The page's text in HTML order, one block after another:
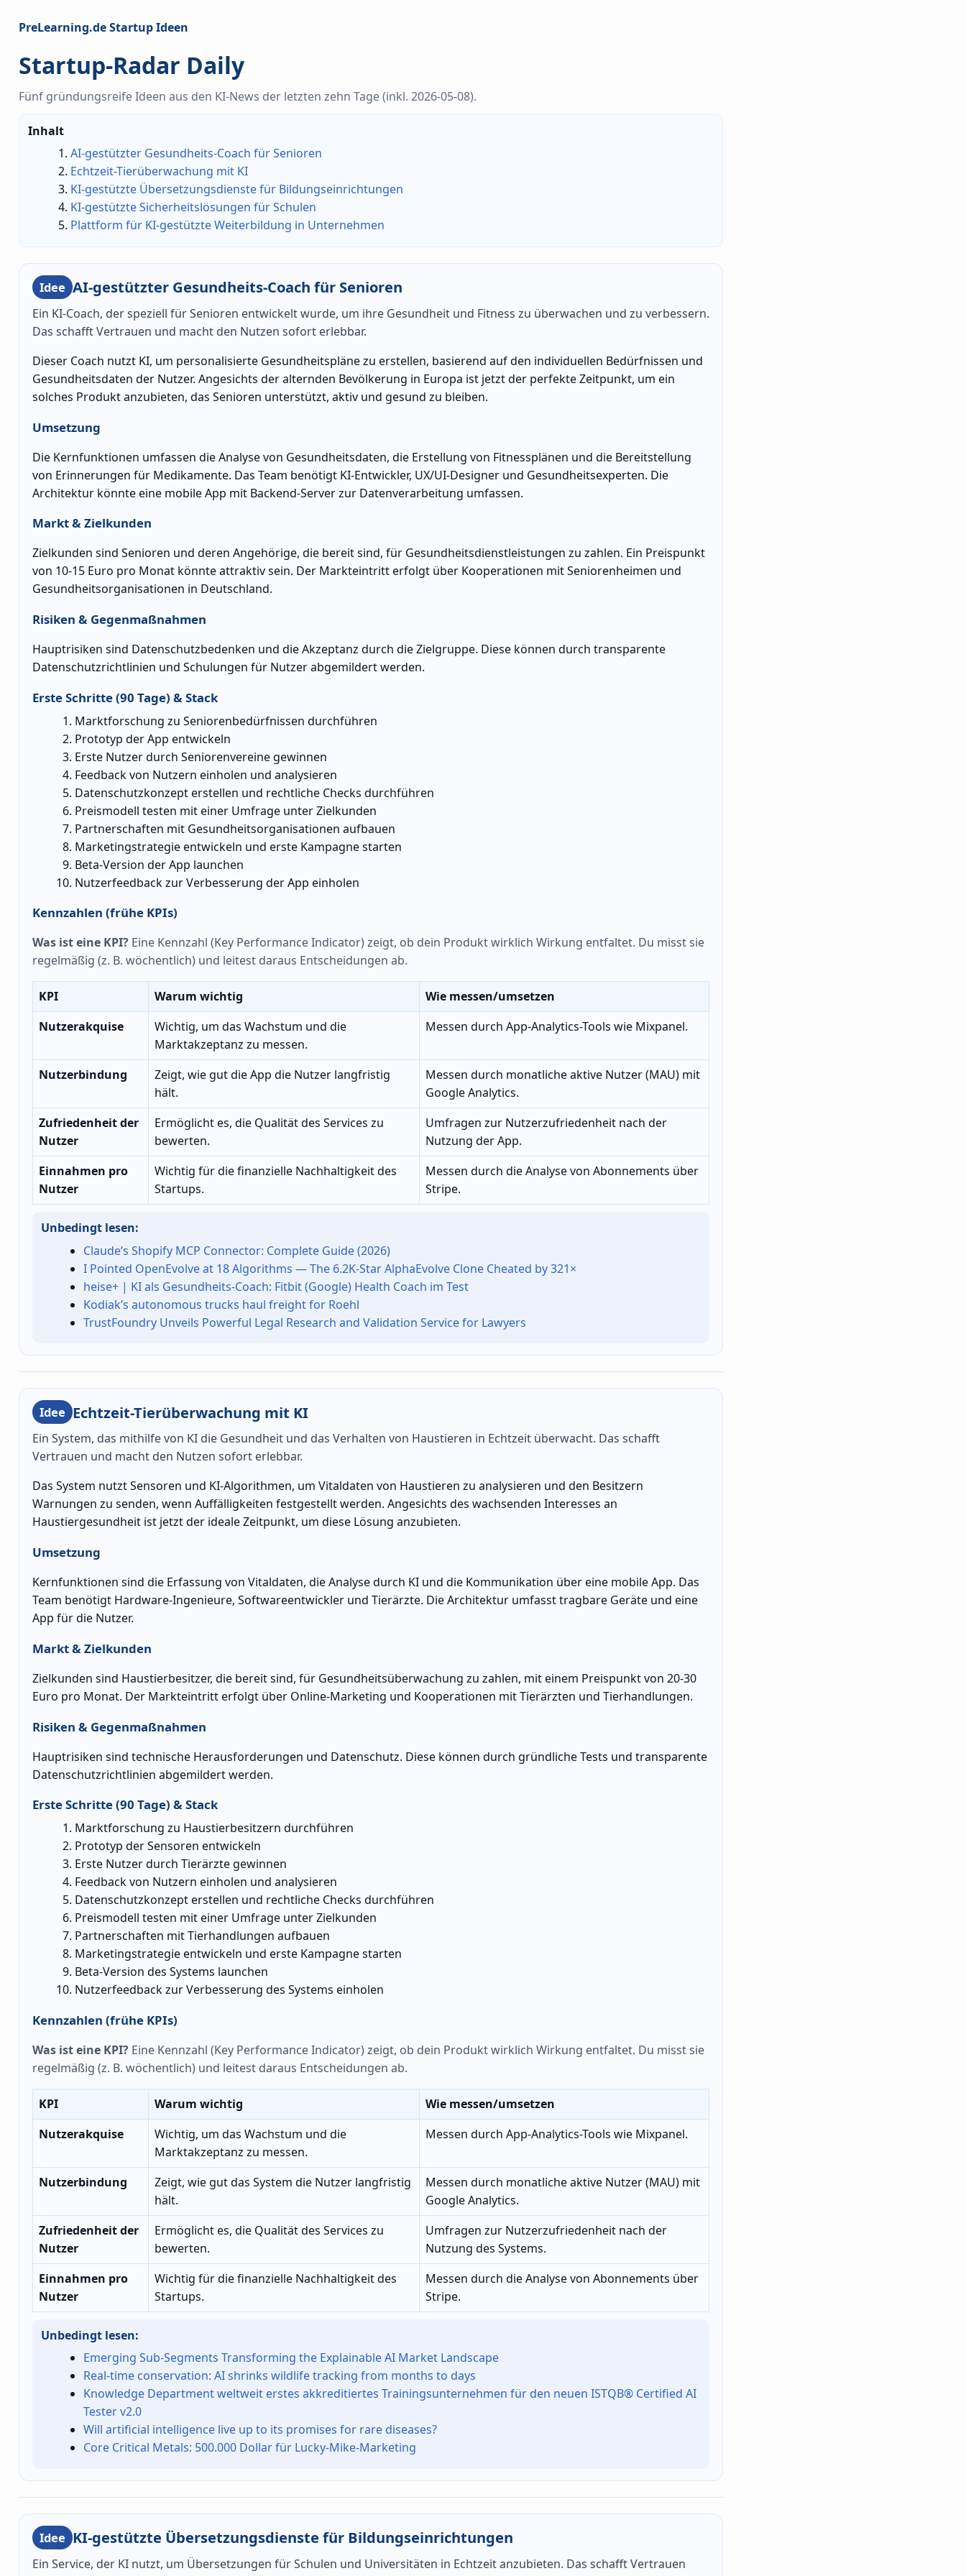
PreLearning.de Startup Ideen
Startup-Radar Daily
Fünf gründungsreife Ideen aus den KI-News der letzten zehn Tage (inkl. 2026-05-08).
Inhalt
AI-gestützter Gesundheits-Coach für Senioren
Echtzeit-Tierüberwachung mit KI
KI-gestützte Übersetzungsdienste für Bildungseinrichtungen
KI-gestützte Sicherheitslösungen für Schulen
Plattform für KI-gestützte Weiterbildung in Unternehmen
Idee AI-gestützter Gesundheits-Coach für Senioren
Ein KI-Coach, der speziell für Senioren entwickelt wurde, um ihre Gesundheit und Fitness zu überwachen und zu verbessern.
Das schafft Vertrauen und macht den Nutzen sofort erlebbar.
Dieser Coach nutzt KI, um personalisierte Gesundheitspläne zu erstellen, basierend auf den individuellen Bedürfnissen und
Gesundheitsdaten der Nutzer. Angesichts der alternden Bevölkerung in Europa ist jetzt der perfekte Zeitpunkt, um ein
solches Produkt anzubieten, das Senioren unterstützt, aktiv und gesund zu bleiben.
Umsetzung
Die Kernfunktionen umfassen die Analyse von Gesundheitsdaten, die Erstellung von Fitnessplänen und die Bereitstellung
von Erinnerungen für Medikamente. Das Team benötigt KI-Entwickler, UX/UI-Designer und Gesundheitsexperten. Die
Architektur könnte eine mobile App mit Backend-Server zur Datenverarbeitung umfassen.
Markt & Zielkunden
Zielkunden sind Senioren und deren Angehörige, die bereit sind, für Gesundheitsdienstleistungen zu zahlen. Ein Preispunkt
von 10-15 Euro pro Monat könnte attraktiv sein. Der Markteintritt erfolgt über Kooperationen mit Seniorenheimen und
Gesundheitsorganisationen in Deutschland.
Risiken & Gegenmaßnahmen
Hauptrisiken sind Datenschutzbedenken und die Akzeptanz durch die Zielgruppe. Diese können durch transparente
Datenschutzrichtlinien und Schulungen für Nutzer abgemildert werden.
Erste Schritte (90 Tage) & Stack
Marktforschung zu Seniorenbedürfnissen durchführen
Prototyp der App entwickeln
Erste Nutzer durch Seniorenvereine gewinnen
Feedback von Nutzern einholen und analysieren
Datenschutzkonzept erstellen und rechtliche Checks durchführen
Preismodell testen mit einer Umfrage unter Zielkunden
Partnerschaften mit Gesundheitsorganisationen aufbauen
Marketingstrategie entwickeln und erste Kampagne starten
Beta-Version der App launchen
Nutzerfeedback zur Verbesserung der App einholen
Kennzahlen (frühe KPIs)
Was ist eine KPI? Eine Kennzahl (Key Performance Indicator) zeigt, ob dein Produkt wirklich Wirkung entfaltet. Du misst sie
regelmäßig (z. B. wöchentlich) und leitest daraus Entscheidungen ab.
KPI Warum wichtig
Wie messen/umsetzen
Nutzerakquise
Wichtig, um das Wachstum und die
Marktakzeptanz zu messen.
Messen durch App-Analytics-Tools wie Mixpanel.
Nutzerbindung
Zeigt, wie gut die App die Nutzer langfristig
hält.
Messen durch monatliche aktive Nutzer (MAU) mit
Google Analytics.
Zufriedenheit der
Nutzer
Ermöglicht es, die Qualität des Services zu
bewerten.
Umfragen zur Nutzerzufriedenheit nach der
Nutzung der App.
Einnahmen pro
Nutzer
Wichtig für die finanzielle Nachhaltigkeit des
Startups.
Messen durch die Analyse von Abonnements über
Stripe.
Unbedingt lesen:
Claude’s Shopify MCP Connector: Complete Guide (2026)
I Pointed OpenEvolve at 18 Algorithms — The 6.2K-Star AlphaEvolve Clone Cheated by 321×
heise+ | KI als Gesundheits-Coach: Fitbit (Google) Health Coach im Test
Kodiak’s autonomous trucks haul freight for Roehl
TrustFoundry Unveils Powerful Legal Research and Validation Service for Lawyers
Idee Echtzeit-Tierüberwachung mit KI
Ein System, das mithilfe von KI die Gesundheit und das Verhalten von Haustieren in Echtzeit überwacht. Das schafft
Vertrauen und macht den Nutzen sofort erlebbar.
Das System nutzt Sensoren und KI-Algorithmen, um Vitaldaten von Haustieren zu analysieren und den Besitzern
Warnungen zu senden, wenn Auffälligkeiten festgestellt werden. Angesichts des wachsenden Interesses an
Haustiergesundheit ist jetzt der ideale Zeitpunkt, um diese Lösung anzubieten.
Umsetzung
Kernfunktionen sind die Erfassung von Vitaldaten, die Analyse durch KI und die Kommunikation über eine mobile App. Das
Team benötigt Hardware-Ingenieure, Softwareentwickler und Tierärzte. Die Architektur umfasst tragbare Geräte und eine
App für die Nutzer.
Markt & Zielkunden
Zielkunden sind Haustierbesitzer, die bereit sind, für Gesundheitsüberwachung zu zahlen, mit einem Preispunkt von 20-30
Euro pro Monat. Der Markteintritt erfolgt über Online-Marketing und Kooperationen mit Tierärzten und Tierhandlungen.
Risiken & Gegenmaßnahmen
Hauptrisiken sind technische Herausforderungen und Datenschutz. Diese können durch gründliche Tests und transparente
Datenschutzrichtlinien abgemildert werden.
Erste Schritte (90 Tage) & Stack
Marktforschung zu Haustierbesitzern durchführen
Prototyp der Sensoren entwickeln
Erste Nutzer durch Tierärzte gewinnen
Feedback von Nutzern einholen und analysieren
Datenschutzkonzept erstellen und rechtliche Checks durchführen
Preismodell testen mit einer Umfrage unter Zielkunden
Partnerschaften mit Tierhandlungen aufbauen
Marketingstrategie entwickeln und erste Kampagne starten
Beta-Version des Systems launchen
Nutzerfeedback zur Verbesserung des Systems einholen
Kennzahlen (frühe KPIs)
Was ist eine KPI? Eine Kennzahl (Key Performance Indicator) zeigt, ob dein Produkt wirklich Wirkung entfaltet. Du misst sie
regelmäßig (z. B. wöchentlich) und leitest daraus Entscheidungen ab.
KPI Warum wichtig
Wie messen/umsetzen
Nutzerakquise
Wichtig, um das Wachstum und die
Marktakzeptanz zu messen.
Messen durch App-Analytics-Tools wie Mixpanel.
Nutzerbindung
Zeigt, wie gut das System die Nutzer langfristig
hält.
Messen durch monatliche aktive Nutzer (MAU) mit
Google Analytics.
Zufriedenheit der
Nutzer
Ermöglicht es, die Qualität des Services zu
bewerten.
Umfragen zur Nutzerzufriedenheit nach der
Nutzung des Systems.
Einnahmen pro
Nutzer
Wichtig für die finanzielle Nachhaltigkeit des
Startups.
Messen durch die Analyse von Abonnements über
Stripe.
Unbedingt lesen:
Emerging Sub-Segments Transforming the Explainable AI Market Landscape
Real-time conservation: AI shrinks wildlife tracking from months to days
Knowledge Department weltweit erstes akkreditiertes Trainingsunternehmen für den neuen ISTQB® Certified AI
Tester v2.0
Will artificial intelligence live up to its promises for rare diseases?
Core Critical Metals: 500.000 Dollar für Lucky-Mike-Marketing
Idee KI-gestützte Übersetzungsdienste für Bildungseinrichtungen
Ein Service, der KI nutzt, um Übersetzungen für Schulen und Universitäten in Echtzeit anzubieten. Das schafft Vertrauen